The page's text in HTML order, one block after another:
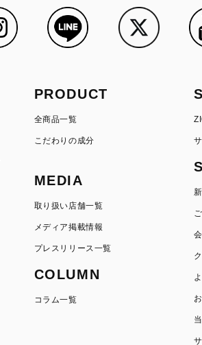
PRODUCT
全商品一覧
こだわりの成分
MEDIA
取り扱い店舗一覧
メディア掲載情報
プレスリリース一覧
COLUMN
コラム一覧